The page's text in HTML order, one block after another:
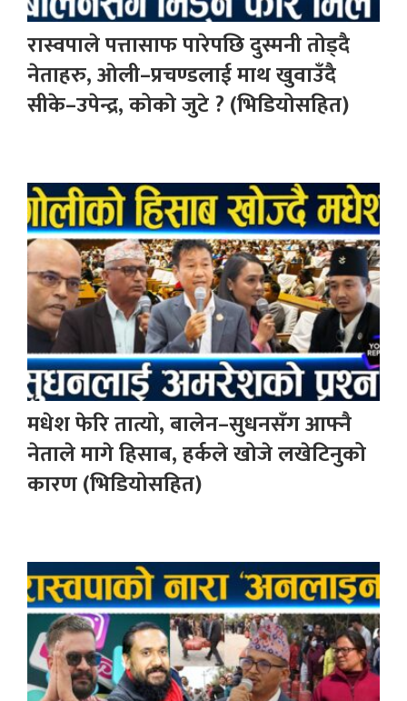
रास्वपाले पत्तासाफ पारेपछि दुस्मनी तोड्दै
नेताहरु, ओली–प्रचण्डलाई माथ खुवाउँदै
सीके–उपेन्द्र, कोको जुटे ? (भिडियोसहित)
मधेश फेरि तात्यो, बालेन–सुधनसँग आफ्नै
नेताले मागे हिसाब, हर्कले खोजे लखेटिनुको
कारण (भिडियोसहित)